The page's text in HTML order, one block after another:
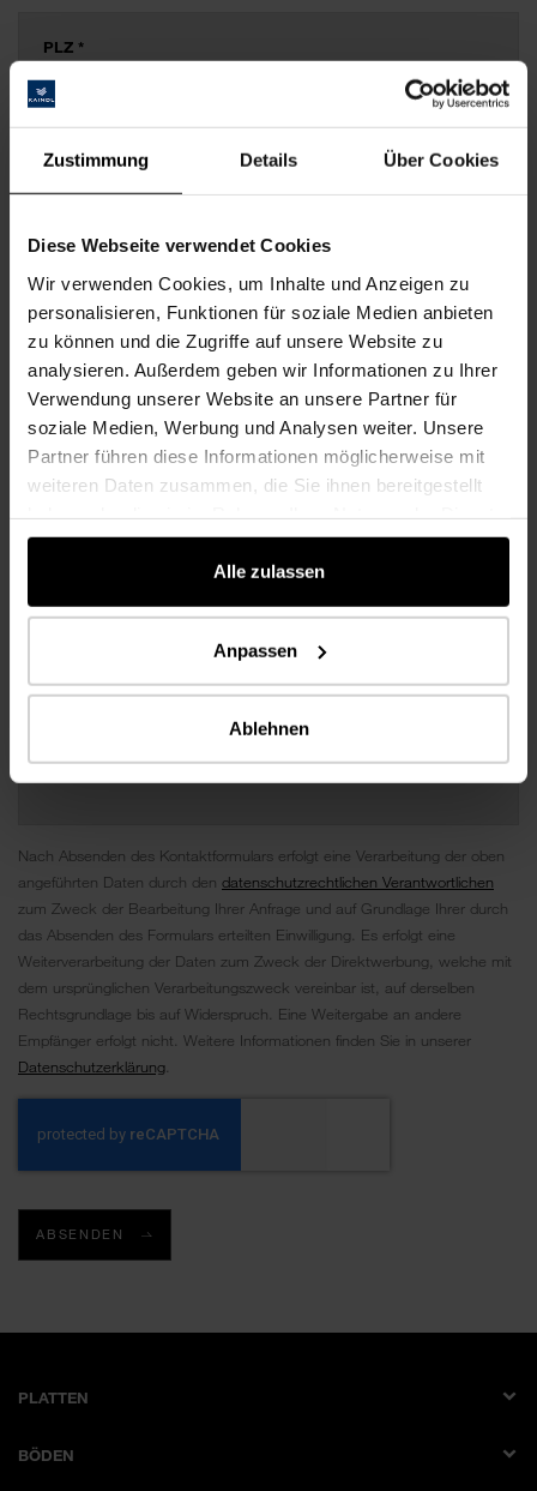
Zustimmung Details Über Cookies
Diese Webseite verwendet Cookies
Wir verwenden Cookies, um Inhalte und Anzeigen zu
personalisieren, Funktionen für soziale Medien anbieten
zu können und die Zugriffe auf unsere Website zu
analysieren. Außerdem geben wir Informationen zu Ihrer
Verwendung unserer Website an unsere Partner für
soziale Medien, Werbung und Analysen weiter. Unsere
Partner führen diese Informationen möglicherweise mit
weiteren Daten zusammen, die Sie ihnen bereitgestellt
gesammelt haben.
Alle zulassen
Anpassen
Ablehnen
Nach Absenden des Kontaktformulars erfolgt eine Verarbeitung der oben
angeführten Daten durch den datenschutzrechtlichen Verantwortlichen
zum Zweck der Bearbeitung Ihrer Anfrage und auf Grundlage Ihrer durch
das Absenden des Formulars erteilten Einwilligung. Es erfolgt eine
Weiterverarbeitung der Daten zum Zweck der Direktwerbung, welche mit
dem ursprünglichen Verarbeitungszweck vereinbar ist, auf derselben
Rechtsgrundlage bis auf Widerspruch. Eine Weitergabe an andere
Empfänger erfolgt nicht. Weitere Informationen finden Sie in unserer
Datenschutzerklärung
ABSENDEN
PLATTEN
Dekorplatte
BÖDEN